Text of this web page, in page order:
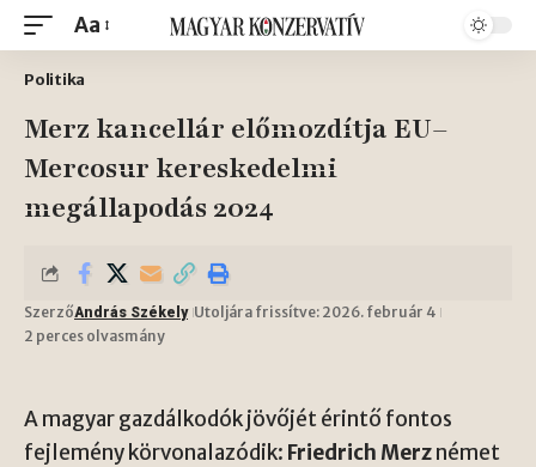
Aa
Politika
Merz kancellár előmozdítja EU–
Mercosur kereskedelmi
megállapodás 2024
SzerzőAndrás Székely Utoljára frissítve: 2026. február 4
2 perces olvasmány
A magyar gazdálkodók jövőjét érintő fontos
fejlemény körvonalazódik: Friedrich Merznémet